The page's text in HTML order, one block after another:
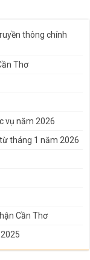
thông chính
Thơ
vụ năm 2026
tháng 1 năm 2026
Cần Thơ